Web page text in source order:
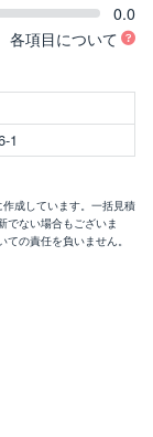
0.0
各項目について
1
成しています。一括見積
でない場合もございま
の責任を負いません。